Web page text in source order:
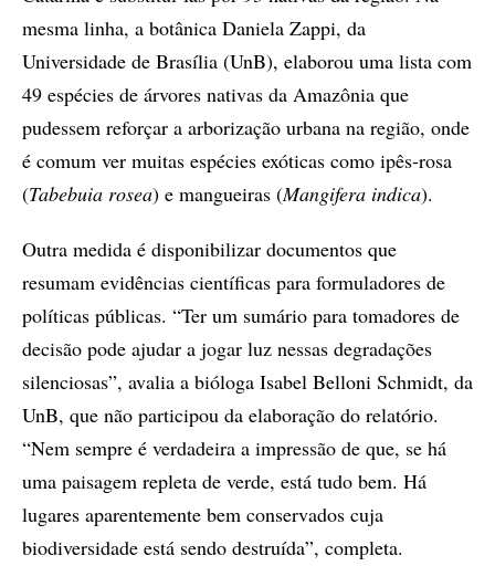
mesma linha, a botânica Daniela Zappi, da
Universidade de Brasília (UnB), elaborou uma lista com
49 espécies de árvores nativas da Amazônia que
pudessem reforçar a arborização urbana na região, onde
é comum ver muitas espécies exóticas como ipês-rosa
(Tabebuia rosea) e mangueiras (Mangifera indica).
Outra medida é disponibilizar documentos que
resumam evidências científicas para formuladores de
políticas públicas. “Ter um sumário para tomadores de
decisão pode ajudar a jogar luz nessas degradações
silenciosas”, avalia a bióloga Isabel Belloni Schmidt, da
UnB, que não participou da elaboração do relatório.
“Nem sempre é verdadeira a impressão de que, se há
uma paisagem repleta de verde, está tudo bem. Há
lugares aparentemente bem conservados cuja
biodiversidade está sendo destruída”, completa.